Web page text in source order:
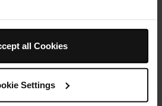
all Cookies
Settings
Ajouter au panier